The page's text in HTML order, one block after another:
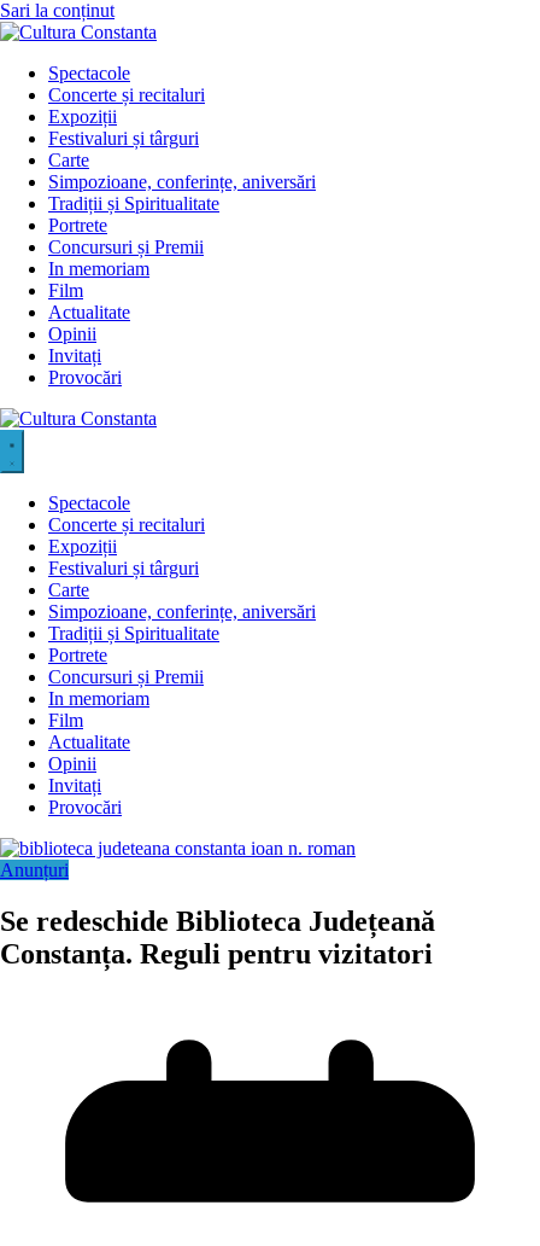
Sari la conținut
Spectacole
Concerte și recitaluri
Expoziții
Festivaluri și târguri
Carte
Simpozioane, conferințe, aniversări
Tradiții și Spiritualitate
Portrete
Concursuri și Premii
In memoriam
Film
Actualitate
Opinii
Invitați
Provocări
Spectacole
Concerte și recitaluri
Expoziții
Festivaluri și târguri
Carte
Simpozioane, conferințe, aniversări
Tradiții și Spiritualitate
Portrete
Concursuri și Premii
In memoriam
Film
Actualitate
Opinii
Invitați
Provocări
Anunțuri
Se redeschide Biblioteca Județeană
Constanța. Reguli pentru vizitatori